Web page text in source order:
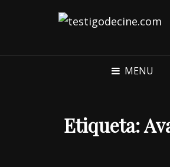
MENU
Etiqueta: